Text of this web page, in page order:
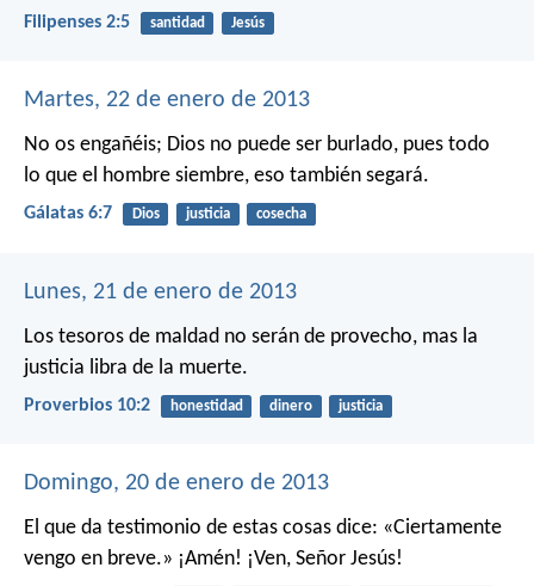
Filipenses 2:5 santidad Jesús
Martes, 22 de enero de 2013
No os engañéis; Dios no puede ser burlado, pues todo
lo que el hombre siembre, eso también segará.
Gálatas 6:7 Dios justicia cosecha
Lunes, 21 de enero de 2013
Los tesoros de maldad no serán de provecho, mas la
justicia libra de la muerte.
Proverbios 10:2 honestidad dinero justicia
Domingo, 20 de enero de 2013
El que da testimonio de estas cosas dice: «Ciertamente
vengo en breve.» ¡Amén! ¡Ven, Señor Jesús!